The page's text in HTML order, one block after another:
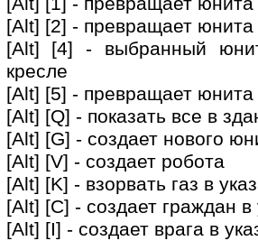
[Alt] [2] - превращает юнита
[Alt] [4] - выбранный
кресле
[Alt] [5] - превращает юнита
[Alt] [Q] - показать все в
[Alt] [G] - создает нового
[Alt] [V] - создает робота
[Alt] [K] - взорвать газ в
[Alt] [C] - создает граждан
[Alt] [I] - создает врага в